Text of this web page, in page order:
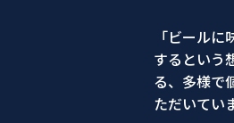
「ビール
するという
る、多様で
ただいてい